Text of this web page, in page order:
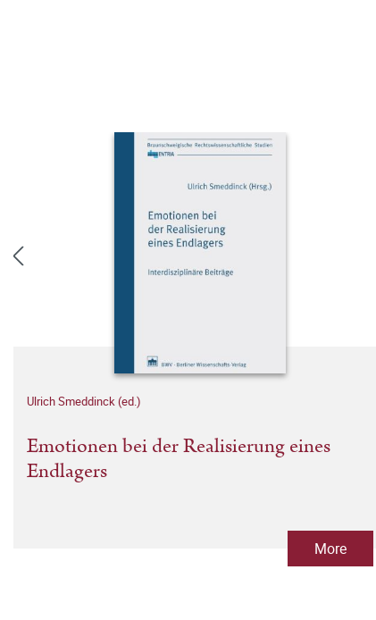
Ulrich Smeddinck (ed.)
Emotionen bei der Realisierung eines
Endlagers
More